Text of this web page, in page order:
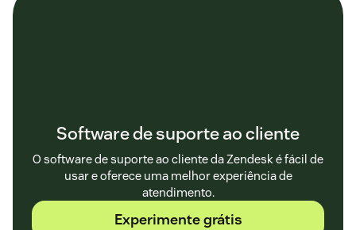
Software de suporte ao cliente
O software de suporte ao cliente da Zendesk é fácil de
usar e oferece uma melhor experiência de
atendimento.
Experimente grátis